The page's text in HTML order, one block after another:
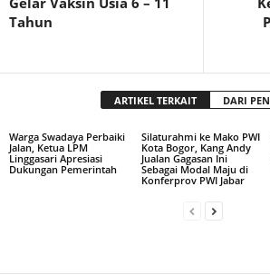
Tahun
ARTIKEL TERKAIT DARI
Warga Swadaya Perbaiki
Jalan, Ketua LPM
Linggasari Apresiasi
Dukungan Pemerintah
Silaturahmi ke Mako PWI
Kota Bogor, Kang Andy
Jualan Gagasan Ini
Sebagai Modal Maju di
Konferprov PWI Jabar